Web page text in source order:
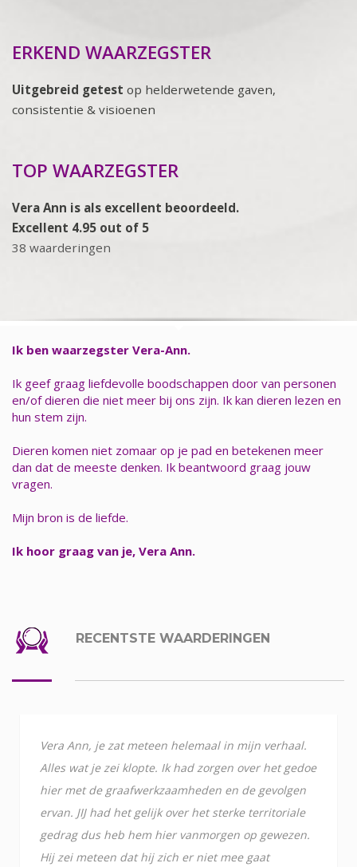
ERKEND WAARZEGSTER
Uitgebreid getest op helderwetende gaven,
consistentie & visioenen
TOP WAARZEGSTER
Vera Ann is als excellent beoordeeld.
Excellent 4.95 out of 5
38 waarderingen
Ik ben waarzegster Vera-Ann.
Ik geef graag liefdevolle boodschappen door van personen
en/of dieren die niet meer bij ons zijn. Ik kan dieren lezen en
hun stem zijn.
Dieren komen niet zomaar op je pad en betekenen meer
dan dat de meeste denken. Ik beantwoord graag jouw
vragen.
Mijn bron is de liefde.
Ik hoor graag van je, Vera Ann.
RECENTSTE WAARDERINGEN
Vera Ann, je zat meteen helemaal in mijn verhaal.
Alles wat je zei klopte. Ik had zorgen over het gedoe
hier met de graafwerkzaamheden en de gevolgen
ervan. JIJ had het gelijk over het sterke territoriale
gedrag dus heb hem hier vanmorgen op gewezen.
Hij zei meteen dat hij zich er niet mee gaat